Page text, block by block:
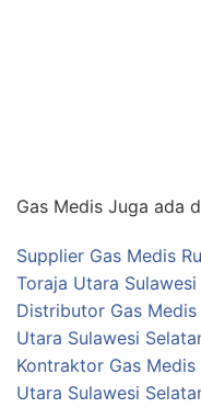
Gas Medis Juga ada
Supplier Gas Medis
Toraja Utara
Distributor Gas Medis
Utara Sulawesi
Kontraktor Gas
Utara Sulawesi